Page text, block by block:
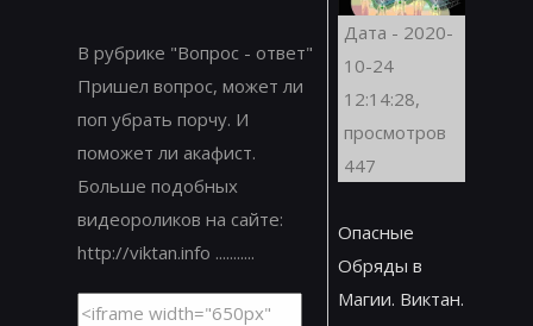
В рубрике "Вопрос - ответ"
Пришел вопрос, может ли
поп убрать порчу. И
поможет ли акафист.
Больше подобных
видеороликов на сайте:
http://viktan.info ...........
Дата - 2020-
10-24
12:14:28,
просмотров
447
Опасные
Обряды в
Магии. Виктан.